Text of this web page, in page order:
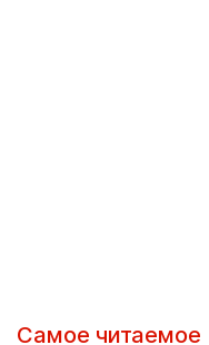
Самое читаемое